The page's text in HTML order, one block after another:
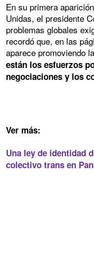
En su primera
Unidas, el presidente
problemas globales
recordó que, en las
aparece promoviendo
están los esfuerzos
negociaciones y los
Ver más:
Una ley de identidad
colectivo trans en